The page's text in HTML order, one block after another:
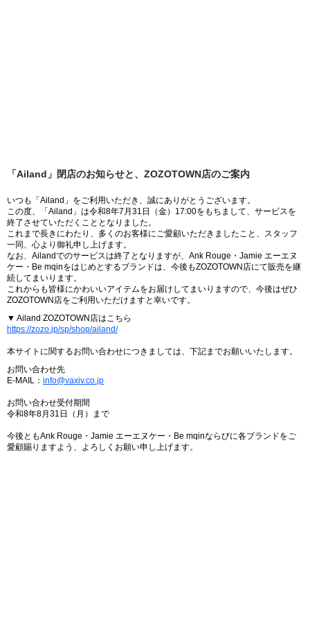
「Ailand」閉店のお知らせと、ZOZOTOWN店のご案内
いつも「Ailand」をご利用いただき、誠にありがとうございます。
この度、「Ailand」は令和8年7月31日（金）17:00をもちまして、サービスを
終了させていただくこととなりました。
これまで長きにわたり、多くのお客様にご愛顧いただきましたこと、スタッフ
一同、心より御礼申し上げます。
なお、Ailandでのサービスは終了となりますが、Ank Rouge・Jamie エーエヌ
ケー・Be mqinをはじめとするブランドは、今後もZOZOTOWN店にて販売を継
続してまいります。
これからも皆様にかわいいアイテムをお届けしてまいりますので、今後はぜひ
ZOZOTOWN店をご利用いただけますと幸いです。
▼ Ailand ZOZOTOWN店はこちら
https://zozo.jp/sp/shop/ailand/
本サイトに関するお問い合わせにつきましては、下記までお願いいたします。
お問い合わせ先
E-MAIL： info@vaxiv.co.jp
お問い合わせ受付期間
令和8年8月31日（月）まで
今後ともAnk Rouge・Jamie エーエヌケー・Be mqinならびに各ブランドをご
愛顧賜りますよう、よろしくお願い申し上げます。